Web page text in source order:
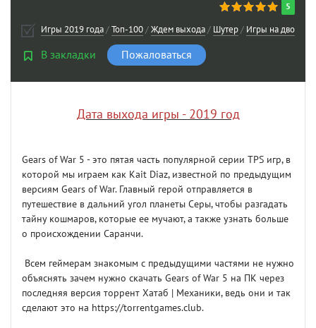
5
Игры 2019 года/Топ-100/Ждем выхода/ Шутер/ Игры на двоих
В закладки Пожаловаться
Дата выхода игры - 2019 год
Gears of War 5 - это пятая часть популярной серии TPS игр, в
которой мы играем как Kait Diaz, известной по предыдущим
версиям Gears of War. Главный герой отправляется в
путешествие в дальний угол планеты Серы, чтобы разгадать
тайну кошмаров, которые ее мучают, а также узнать больше
о происхождении Саранчи.
Всем геймерам знакомым с предыдущими частями не нужно
объяснять зачем нужно скачать Gears of War 5 на ПК через
последняя версия торрент Хатаб | Механики, ведь они и так
сделают это на https://torrentgames.club.